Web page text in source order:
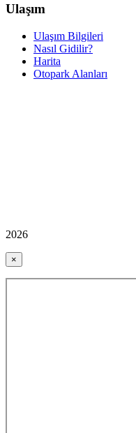
Ulaşım
Ulaşım Bilgileri
Nasıl Gidilir?
Harita
Otopark Alanları
2026
×